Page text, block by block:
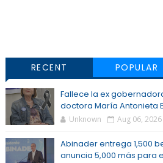
RECENT POPULAR
Fallece la ex
doctora María Antonieta
Unknown Aug 06, 2026
Abinader entrega 1,500
anuncia 5,000 más para